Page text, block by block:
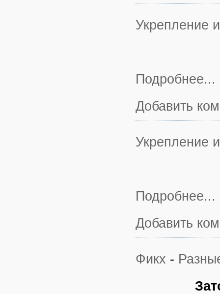
Укрепление
Подробнее...
Добавить
Укрепление
Подробнее...
Добавить
Фикх -